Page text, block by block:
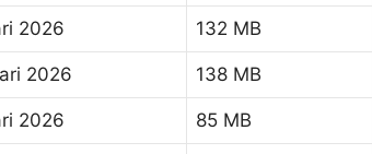
2026 132 MB
2026 138 MB
2026 85 MB